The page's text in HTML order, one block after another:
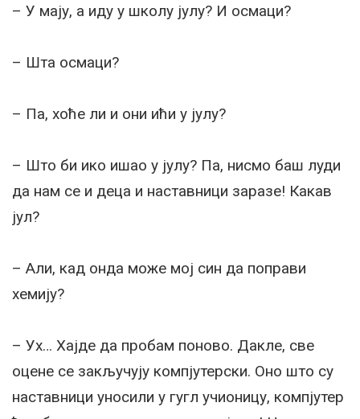
– У мају, а иду у школу јулу? И осмаци?
– Шта осмаци?
– Па, хоће ли и они ићи у јулу?
– Што би ико ишао у јулу? Па, нисмо баш луди
да нам се и деца и наставници заразе! Какав
јул?
– Али, кад онда може мој син да поправи
хемију?
– Ух… Хајде да пробам поново. Дакле, све
оцене се закључују компјутерски. Оно што су
наставници уносили у гугл учионицу, компјутер